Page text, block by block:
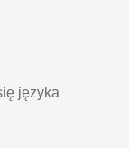
języka